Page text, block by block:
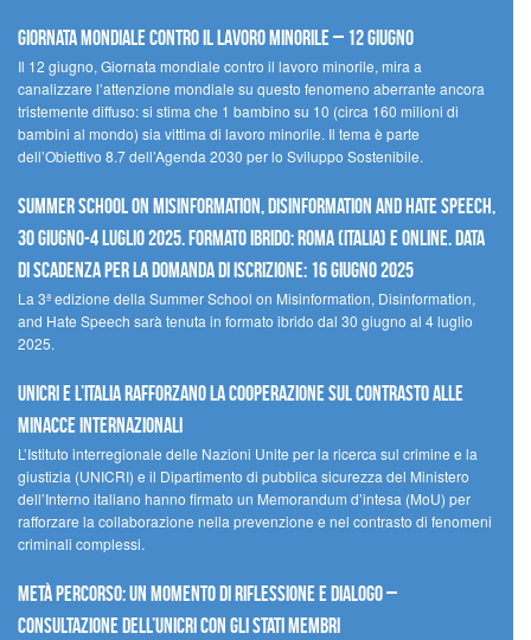
Giornata mondiale contro il lavoro minorile – 12 giugno
Il 12 giugno, Giornata mondiale contro il lavoro minorile, mira a
canalizzare l’attenzione mondiale su questo fenomeno aberrante ancora
tristemente diffuso: si stima che 1 bambino su 10 (circa 160 milioni di
bambini al mondo) sia vittima di lavoro minorile. Il tema è parte
dell’Obiettivo 8.7 dell’Agenda 2030 per lo Sviluppo Sostenibile.
Summer School on Misinformation, Disinformation and Hate Speech,
30 giugno-4 luglio 2025. Formato ibrido: Roma (Italia) e online. Data
di scadenza per la domanda di iscrizione: 16 giugno 2025
La 3ª edizione della Summer School on Misinformation, Disinformation,
and Hate Speech sarà tenuta in formato ibrido dal 30 giugno al 4 luglio
2025.
UNICRI e l’Italia rafforzano la cooperazione sul contrasto alle
minacce internazionali
L’Istituto interregionale delle Nazioni Unite per la ricerca sul crimine e la
giustizia (UNICRI) e il Dipartimento di pubblica sicurezza del Ministero
dell’Interno italiano hanno firmato un Memorandum d’intesa (MoU) per
rafforzare la collaborazione nella prevenzione e nel contrasto di fenomeni
criminali complessi.
Metà percorso: un momento di riflessione e dialogo –
Consultazione dell’UNICRI con gli Stati membri